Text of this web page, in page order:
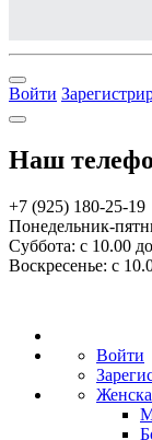
Войти
Наш
+7 (925) 180-25-19
Понедельник-
Суббота: с 10.00
Воскресенье: с
Войти